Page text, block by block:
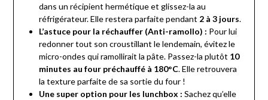
dans un récipient hermétique et glissez-la au
réfrigérateur. Elle restera parfaite pendant 2 à 3 jours.
L’astuce pour la réchauffer (Anti-ramollo) : Pour lui
redonner tout son croustillant le lendemain, évitez le
micro-ondes qui ramollirait la pâte. Passez-la plutôt 10
minutes au four préchauffé à 180°C. Elle retrouvera
la texture parfaite de sa sortie du four !
Une super option pour les lunchbox : Sachez qu’elle